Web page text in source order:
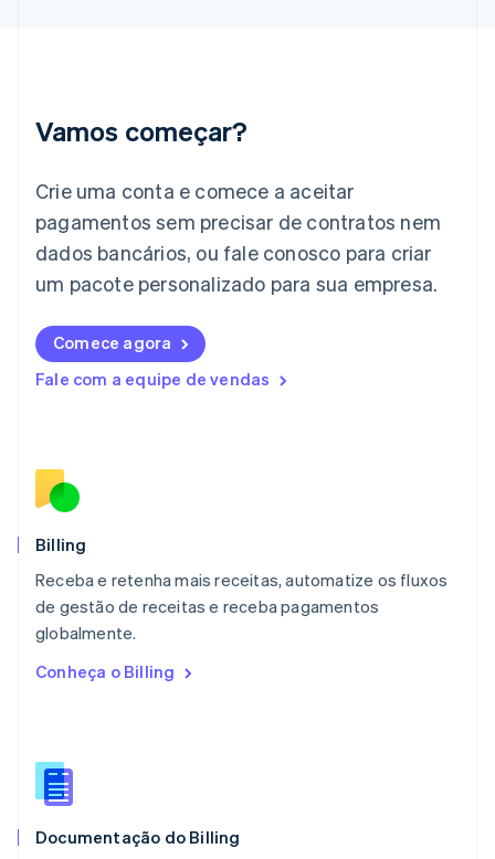
Vamos começar?
Crie uma conta e comece a aceitar
pagamentos sem precisar de contratos nem
dados bancários, ou fale conosco para criar
um pacote personalizado para sua empresa.
Comece agora
Fale com a equipe de vendas
Billing
Receba e retenha mais receitas, automatize os fluxos
de gestão de receitas e receba pagamentos
globalmente.
Conheça o Billing
Documentação do Billing
English
Italiano English
日本語English
Letônia
Liechtenstein
Lituânia
English
Luxemburgo
English
México
Español
English
Nova Zelândia
English
Nederlands English
Português
RAE de Hong Kong, China
Reino Unido